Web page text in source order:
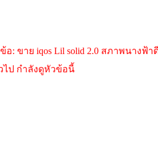
อ: ขาย iqos Lil solid 2.0 สภาพนางฟ้
ไป กำลังดูหัวข้อนี้